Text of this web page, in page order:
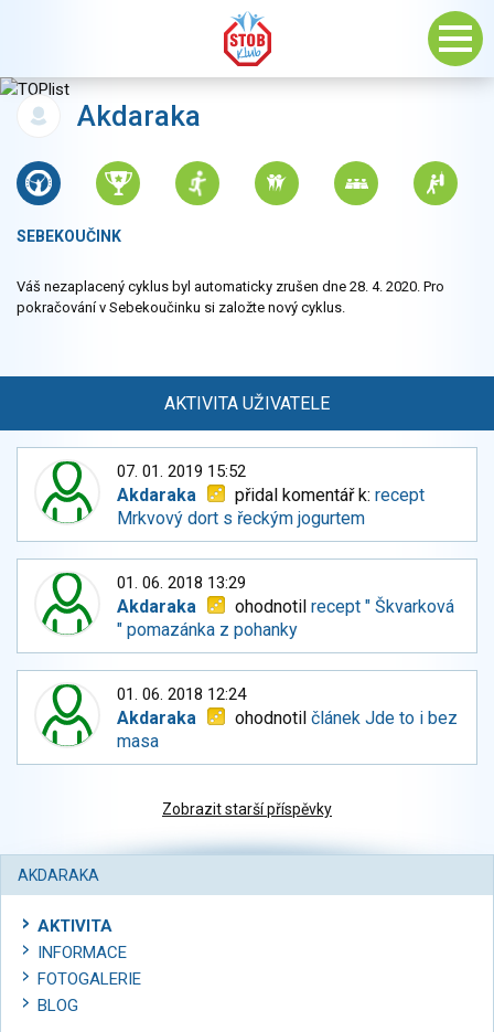
Akdaraka
SEBEKOUČINK
Váš nezaplacený cyklus byl automaticky zrušen dne 28. 4. 2020. Pro
pokračování v Sebekoučinku si založte nový cyklus.
AKTIVITA UŽIVATELE
07. 01. 2019 15:52
Akdaraka přidal komentář k:recept
Mrkvový dort s řeckým jogurtem
01. 06. 2018 13:29
Akdaraka ohodnotilrecept " Škvarková
" pomazánka z pohanky
01. 06. 2018 12:24
Akdaraka ohodnotilčlánek Jde to i bez
masa
Zobrazit starší příspěvky
AKDARAKA
AKTIVITA
INFORMACE
FOTOGALERIE
BLOG